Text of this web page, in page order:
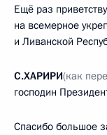
Ещё раз
на всемерное
и Ливанской
С.ХАРИРИ(как
господин
Спасибо большое